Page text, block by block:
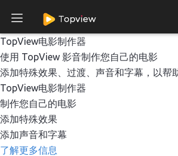
TopView电影制作器
使用 TopView 影音制作您自己的电影
添加特殊效果、过渡、声音和字幕，以帮
TopView电影制作器
制作您自己的电影
添加特殊效果
添加声音和字幕
了解更多信息